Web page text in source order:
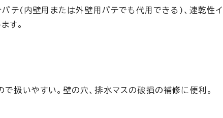
パテ(内壁用または外壁用パテでも代用できる)、速乾性イ
す。
扱いやすい。壁の穴、排水マスの破損の補修に便利。